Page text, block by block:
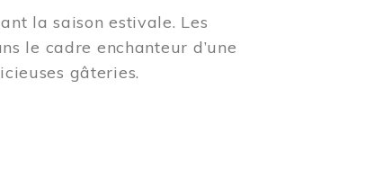
la saison estivale. Les
le cadre enchanteur d’une
gâteries.